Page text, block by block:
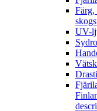
Färg,
UV-